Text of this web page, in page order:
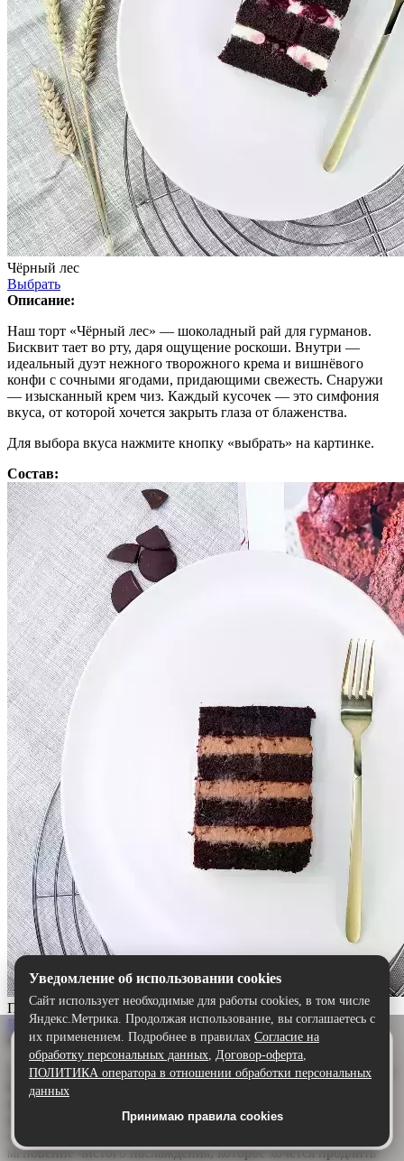
Чёрный лес
Выбрать
Описание:
Наш торт «Чёрный лес» — шоколадный рай для гурманов.
Бисквит тает во рту, даря ощущение роскоши. Внутри —
идеальный дуэт нежного творожного крема и вишнёвого
конфи с сочными ягодами, придающими свежесть. Снаружи
— изысканный крем чиз. Каждый кусочек — это симфония
вкуса, от которой хочется закрыть глаза от блаженства.
Для выбора вкуса нажмите кнопку «выбрать» на картинке.
Состав:
Прага
Выбрать
Описание:
Торт «Прага» — шоколадный шедевр для истинных гурманов.
Воздушный бисквит, щедро пропитанный ароматным
нежный сливочно-шоколадный крем обволакивает язык,
создавая идеальную гармонию. Каждый кусочек — это
мгновение чистого наслаждения, которое хочется продлить
Удобнее в приложении
Скачайте приложение — быстрее и комфортнее,
чем через сайт.
Скачать в Google Play
Уведомление об использовании cookies
Сайт использует необходимые для работы cookies, в том числе
Яндекс.Метрика. Продолжая использование, вы соглашаетесь с
их применением. Подробнее в правилах Согласие на
обработку персональных данных, Договор-оферта,
ПОЛИТИКА оператора в отношении обработки персональных
данных
Принимаю правила cookies